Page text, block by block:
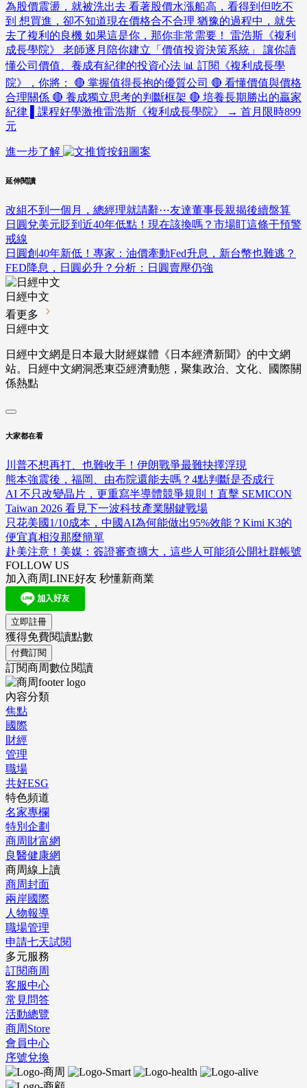
為股價震盪，就被洗出去 看著股價水漲船高，看得到但吃不
到 想買進，卻不知道現在價格合不合理 猶豫的過程中，就失
去了複利的良機 如果這是你，那你非常需要！ 雷浩斯《複利
成長學院》 老師逐月陪你建立「價值投資決策系統」 讓你讀
懂公司價值、養成有紀律的投資心法 📊 訂閱《複利成長學
院》，你將： 🔴 掌握值得長抱的優質公司 🔴 看懂價值與價格
合理關係 🔴 養成獨立思考的判斷框架 🔴 培養長期勝出的贏家
紀律 ▌課程好學激推雷浩斯《複利成長學院》 → 首月限時899
元
進一步了解
延伸閱讀
改組不到一個月，總經理就請辭⋯友達董事長親揭後續盤算
日圓兌美元貶到近40年低點！現在該換嗎？市場盯這條干預警
戒線
日圓創40年新低！專家：油價牽動Fed升息，新台幣也難逃？
FED降息，日圓必升？分析：日圓賣壓仍強
日經中文
看更多
日經中文
日經中文網是日本最大財經媒體《日本經濟新聞》的中文網
站。日經中文網洞悉東亞經濟動態，聚集政治、文化、國際關
係熱點
大家都在看
川普不想再打、也難收手！伊朗戰爭最難抉擇浮現
熊本強震後，福岡、由布院還能去嗎？4點判斷是否成行
AI 不只改變晶片，更重寫半導體競爭規則！直擊 SEMICON
Taiwan 2026 看見下一波科技產業關鍵戰場
只花美國1/10成本，中國AI為何能做出95%效能？Kimi K3的
便宜真相沒那麼簡單
赴美注意！美媒：簽證審查擴大，這些人可能須公開社群帳號
FOLLOW US
加入商周LINE好友 秒懂新商業
立即註冊
獲得免費閱讀點數
付費訂閱
訂閱商周數位閱讀
內容分類
焦點
國際
財經
管理
職場
共好ESG
特色頻道
名家專欄
特別企劃
商周財富網
良醫健康網
商周線上讀
商周封面
兩岸國際
人物報導
職場管理
申請七天試閱
多元服務
訂閱商周
客服中心
常見問答
活動總覽
商周Store
會員中心
序號兌換